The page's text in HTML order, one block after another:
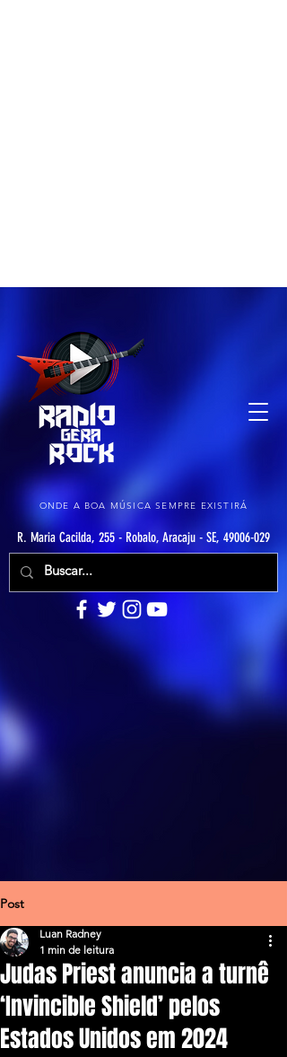
ONDE A BOA MÚSICA SEMPRE EXISTIRÁ
R. Maria Cacilda, 255 - Robalo, Aracaju - SE, 49006-029
Post
Judas Priest anuncia a turnê
‘Invincible Shield’ pelos
Estados Unidos em 2024
Luan Radney
1 min de leitura